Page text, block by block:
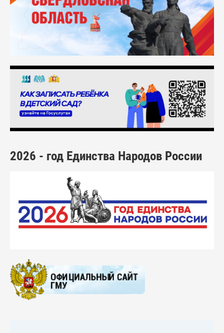
2026 - год Единства Народов России